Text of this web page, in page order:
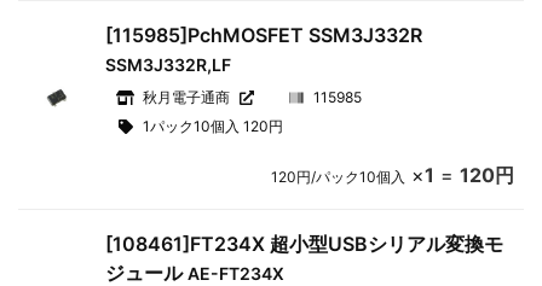
[115985]PchMOSFET SSM3J332R
SSM3J332R,LF
秋月電子通商
115985
1パック10個入 120円
120円/パック10個入 ×1 = 120円
[108461]FT234X 超小型USBシリアル変換モ
ジュールAE-FT234X